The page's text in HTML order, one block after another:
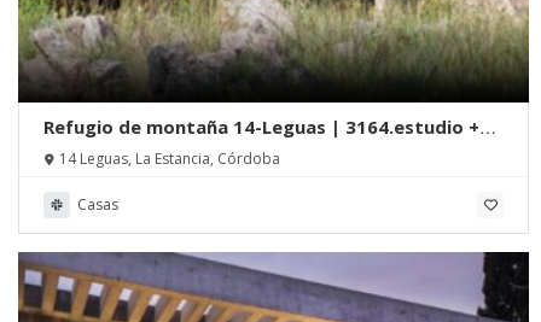
Refugio de montaña 14-Leguas | 3164.estudio +
SDF Arquitectos
14 Leguas, La Estancia, Córdoba
Casas